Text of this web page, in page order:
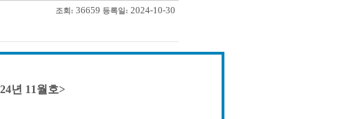
조회: 36659 등록일: 2024-10-30
년 11월호>